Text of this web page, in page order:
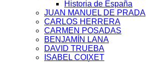
Historia de España
JUAN MANUEL DE PRADA
CARLOS HERRERA
CARMEN POSADAS
BENJAMÍN LANA
DAVID TRUEBA
ISABEL COIXET